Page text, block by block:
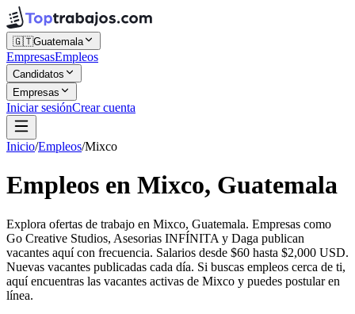
🇬🇹Guatemala
EmpresasEmpleos
Candidatos
Empresas
Iniciar sesiónCrear cuenta
Inicio/Empleos/Mixco
Empleos en Mixco, Guatemala
Explora ofertas de trabajo en Mixco, Guatemala. Empresas como
Go Creative Studios, Asesorias INFÍNITA y Daga publican
vacantes aquí con frecuencia. Salarios desde $60 hasta $2,000 USD.
Nuevas vacantes publicadas cada día. Si buscas empleos cerca de ti,
aquí encuentras las vacantes activas de Mixco y puedes postular en
línea.